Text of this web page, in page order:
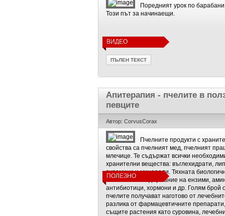
ВИДЕО
Поредният урок по
Този път за начинаещи.
ПЪЛЕН ТЕКСТ
Апитерапия - пчелите в
певците
Автор: CorvusCorax
ПОЛЕЗНО
Пчелните продукти с
свойства са пчелният мед, пчелният
млечице. Те съдържат всички
хранителни вещества: въглехидрати,
витамини и минерали. Тяхната
на богатото съдържание на ензими,
антибиотици, хормони и др. Голям брой
пчелите получават наготово от
разлика от фармацевтичните
същите растения като суровина,